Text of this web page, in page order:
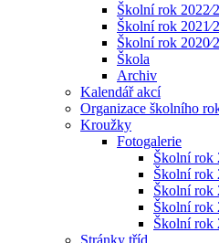
Školní rok
Školní rok
Školní rok
Škola
Archiv
Kalendář akcí
Organizace školního
Kroužky
Fotogalerie
Školní rok
Školní rok
Školní rok
Školní rok
Školní rok
Stránky tříd